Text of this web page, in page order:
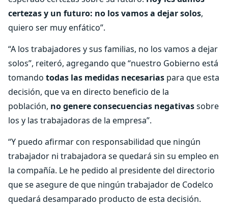
certezas y un futuro: no los vamos a dejar solos,
quiero ser muy enfático”.
“A los trabajadores y sus familias, no los vamos a dejar
solos”, reiteró, agregando que “nuestro Gobierno está
tomando todas las medidas necesarias para que esta
decisión, que va en directo beneficio de la
población, no genere consecuencias negativassobre
los y las trabajadoras de la empresa”.
“Y puedo afirmar con responsabilidad que ningún
trabajador ni trabajadora se quedará sin su empleo en
la compañía. Le he pedido al presidente del directorio
que se asegure de que ningún trabajador de Codelco
quedará desamparado producto de esta decisión.